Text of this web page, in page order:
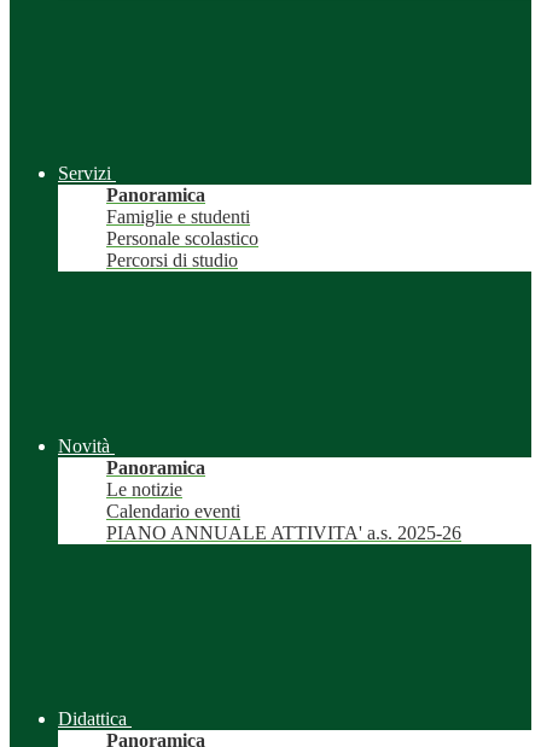
Servizi
Panoramica
Famiglie e studenti
Personale scolastico
Percorsi di studio
Novità
Panoramica
Le notizie
Calendario eventi
PIANO ANNUALE ATTIVITA' a.s. 2025-26
Didattica
Panoramica